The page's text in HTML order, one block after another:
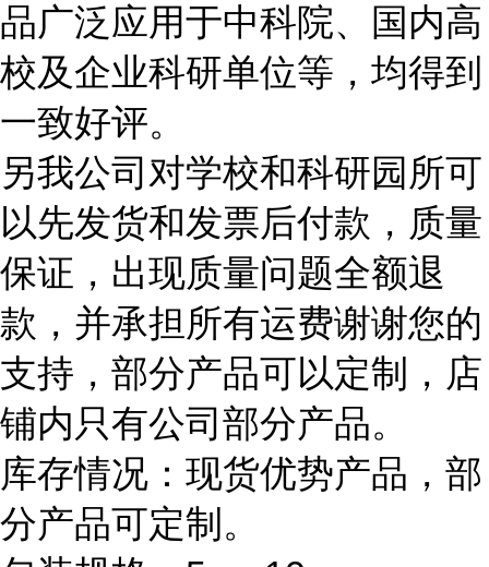
品广泛应用于中科院、国内高
校及企业科研单位等，均得到
一致好评。
另我公司对学校和科研园所可
以先发货和发票后付款，质量
保证，出现质量问题全额退
款，并承担所有运费谢谢您的
支持，部分产品可以定制，店
铺内只有公司部分产品。
库存情况：现货优势产品，部
分产品可定制。